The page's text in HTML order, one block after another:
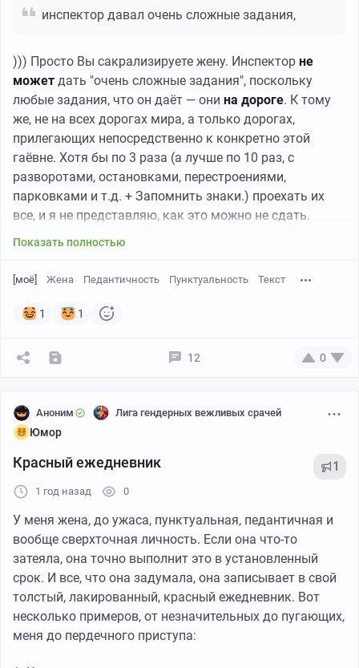
инспектор давал очень сложные задания,
))) Просто Вы сакрализируете жену. Инспектор не
может дать "очень сложные задания", поскольку
любые задания, что он даёт — они на дороге. К тому
же, не на всех дорогах мира, а только дорогах,
прилегающих непосредственно к конкретно этой
гаёвне. Хотя бы по 3 раза (а лучше по 10 раз, с
разворотами, остановками, перестроениями,
парковками и т.д. + Запомнить знаки.) проехать их
все, и я не представляю, как это можно не сдать.
Показать полностью
[моё] Жена Педантичность Пунктуальность Текст
1 1
12 0
Аноним Лига гендерных вежливых срачей
Юмор
Красный ежедневник 1
1 год назад 0
У меня жена, до ужаса, пунктуальная, педантичная и
вообще сверхточная личность. Если она что-то
затеяла, она точно выполнит это в установленный
срок. И все, что она задумала, она записывает в свой
толстый, лакированный, красный ежедневник. Вот
несколько примеров, от незначительных до пугающих,
меня до пердечного приступа: